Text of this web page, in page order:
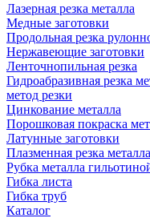
Лазерная резка металла
Медные заготовки
Продольная резка
Нержавеющие заготовки
Ленточнопильная резка
Гидроабразивная резка
метод резки
Цинкование металла
Порошковая покраска
Латунные заготовки
Плазменная резка металла
Рубка металла
Гибка листа
Гибка труб
Каталог